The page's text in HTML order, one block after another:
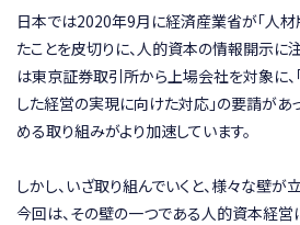
日本では2020年9月に経済産業省が「人材
たことを皮切りに、人的資本の情報開示に
は東京証券取引所から上場会社を対象に、
した経営の実現に向けた対応」の要請があ
める取り組みがより加速しています。
しかし、いざ取り組んでいくと、様々な壁が
今回は、その壁の一つである人的資本経営